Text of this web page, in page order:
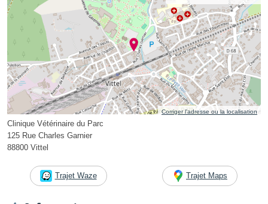
Corriger l’adresse ou la localisation
Clinique Vétérinaire du Parc
125 Rue Charles Garnier
88800 Vittel
Trajet Waze Trajet Maps